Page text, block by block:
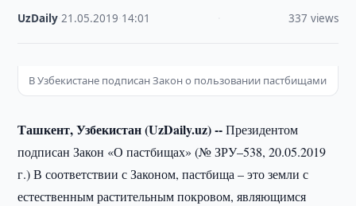
UzDaily ·21.05.2019 14:01 337 views
В Узбекистане подписан Закон о пользовании пастбищами
Ташкент, Узбекистан (UzDaily.uz) --Президентом
подписан Закон «О пастбищах» (№ ЗРУ–538, 20.05.2019
г.) В соответствии с Законом, пастбища – это земли с
естественным растительным покровом, являющимся